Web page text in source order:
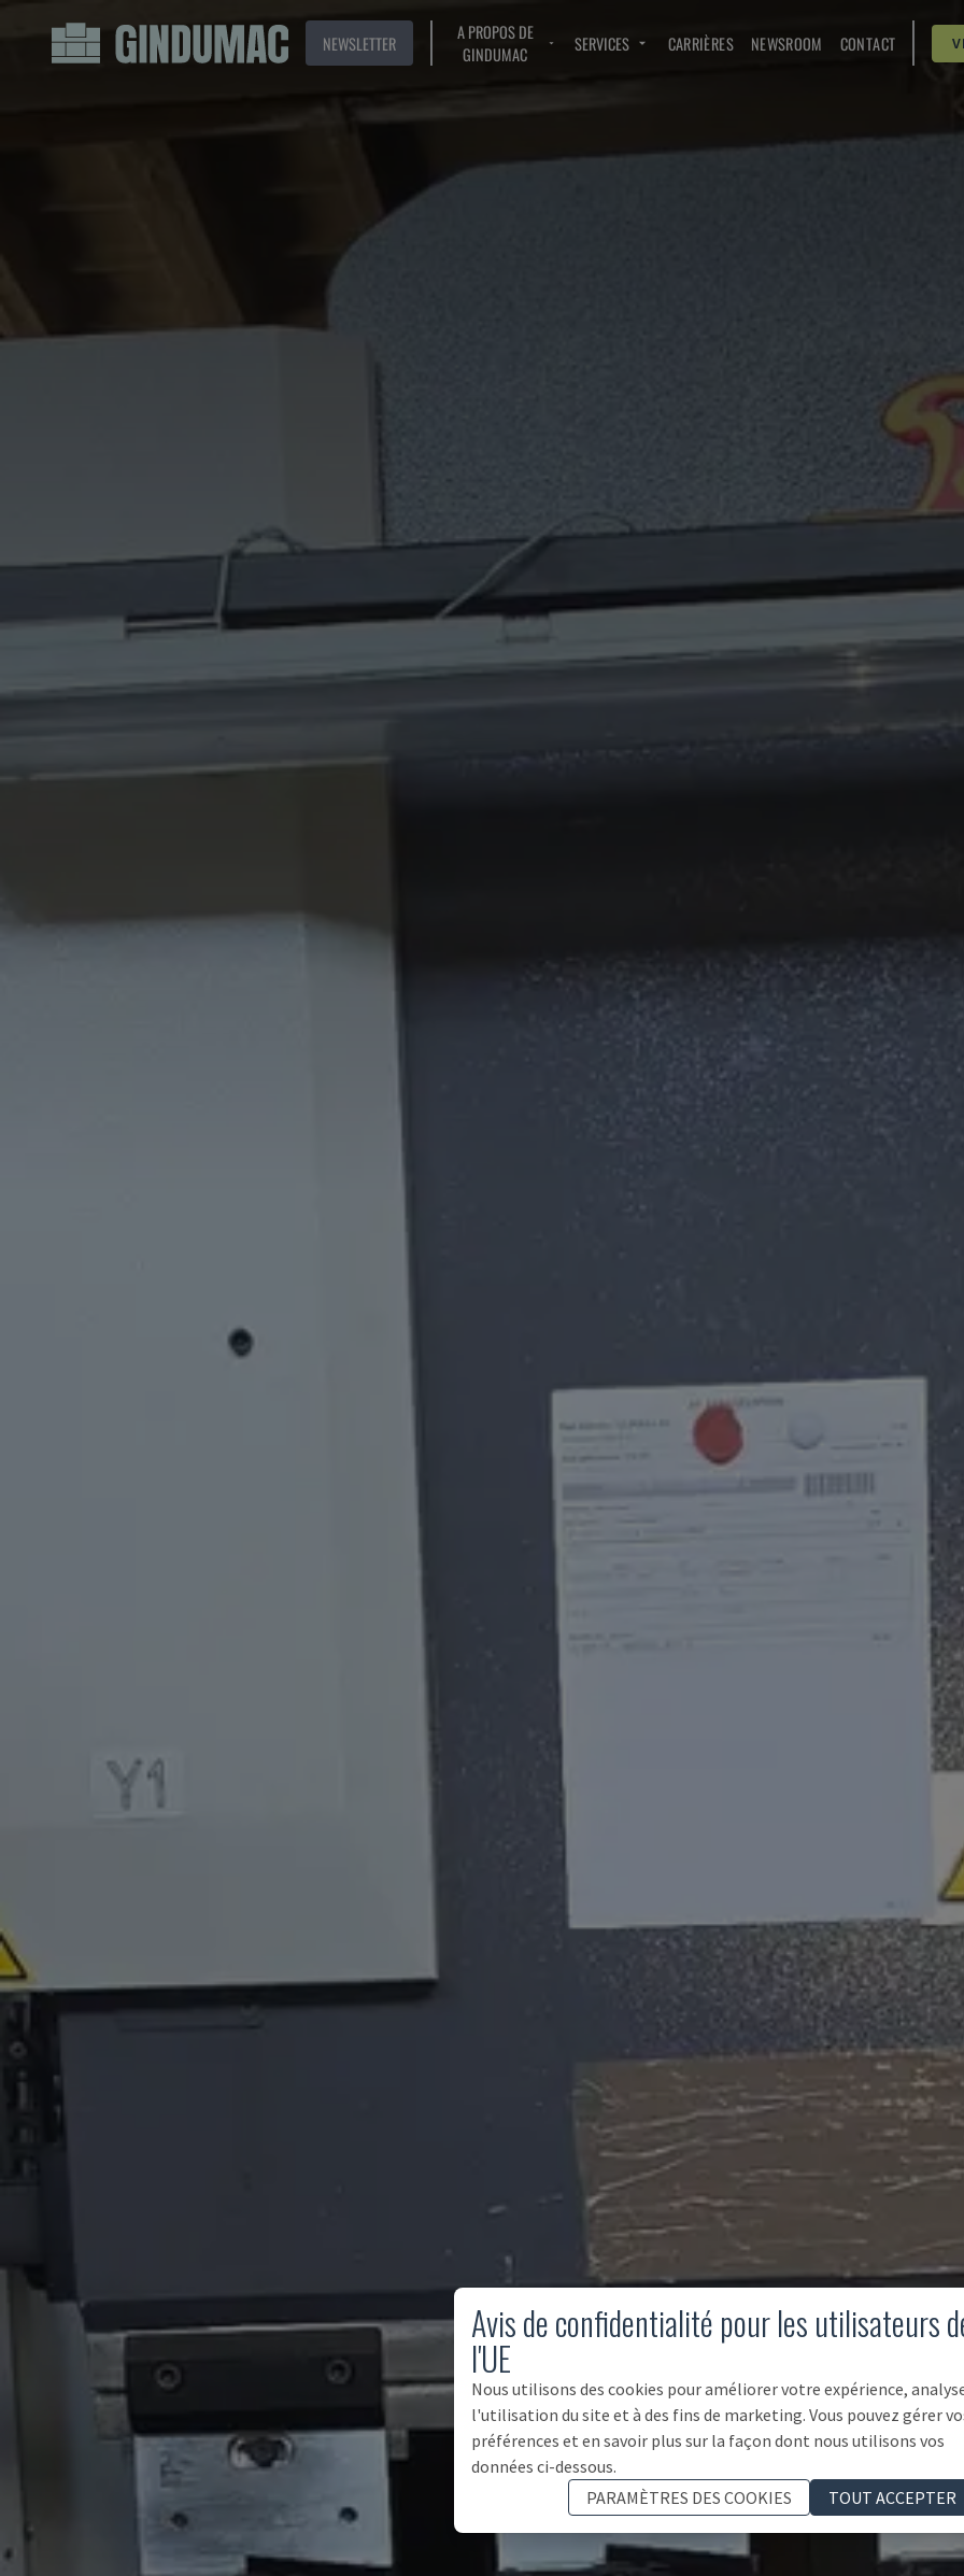
NEWSLETTER
A PROPOS DE
GINDUMAC
SERVICES CARRIÈRES NEWSROOM CONTACT
Avis de confidentialité pour les utilisateurs
l'UE
Nous utilisons des cookies pour améliorer votre expérience,
l'utilisation du site et à des fins de marketing. Vous pouvez gérer
préférences et en savoir plus sur la façon dont nous utilisons vos
données ci-dessous.
PARAMÈTRES DES COOKIES
TOUT ACCEPTER